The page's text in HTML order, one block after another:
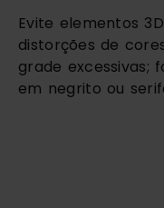
Evite elementos
distorções de
grade excessivas;
em negrito ou